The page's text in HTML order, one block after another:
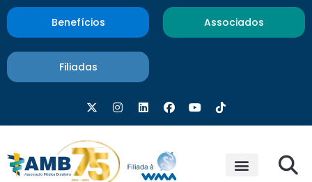
Benefícios Associados
Filiadas